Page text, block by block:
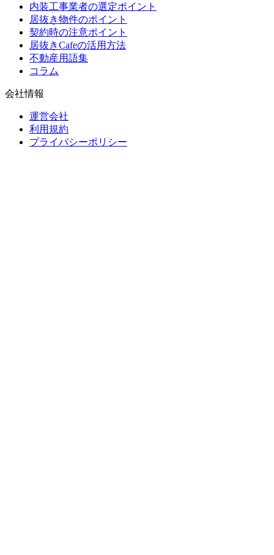
内装工事業者の選定ポイント
居抜き物件のポイント
契約時の注意ポイント
居抜きCafeの活用方法
不動産用語集
コラム
会社情報
運営会社
利用規約
プライバシーポリシー